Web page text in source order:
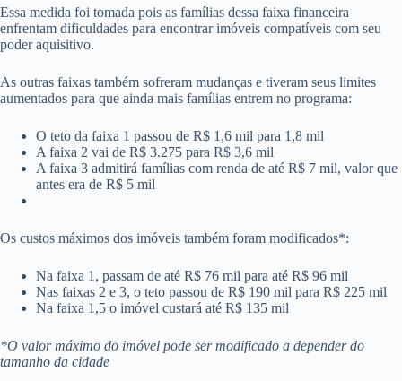
Essa medida foi tomada pois as famílias dessa faixa financeira
enfrentam dificuldades para encontrar imóveis compatíveis com seu
poder aquisitivo.
As outras faixas também sofreram mudanças e tiveram seus limites
aumentados para que ainda mais famílias entrem no programa:
O teto da faixa 1 passou de R$ 1,6 mil para 1,8 mil
A faixa 2 vai de R$ 3.275 para R$ 3,6 mil
A faixa 3 admitirá famílias com renda de até R$ 7 mil, valor que
antes era de R$ 5 mil
Os custos máximos dos imóveis também foram modificados*:
Na faixa 1, passam de até R$ 76 mil para até R$ 96 mil
Nas faixas 2 e 3, o teto passou de R$ 190 mil para R$ 225 mil
Na faixa 1,5 o imóvel custará até R$ 135 mil
*O valor máximo do imóvel pode ser modificado a depender do
tamanho da cidade